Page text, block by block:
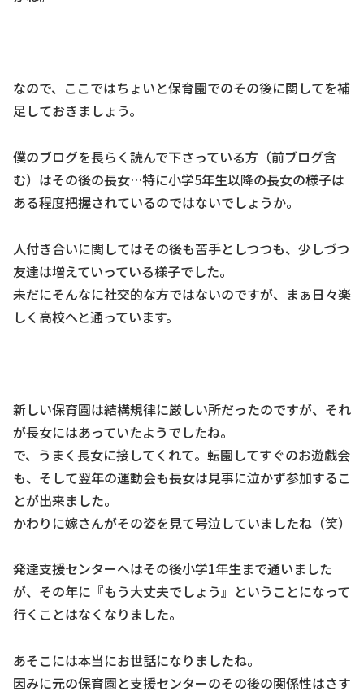
なので、ここではちょいと保育園でのその後に関してを補
足しておきましょう。
僕のブログを長らく読んで下さっている方（前ブログ含
む）はその後の長女…特に小学5年生以降の長女の様子は
ある程度把握されているのではないでしょうか。
人付き合いに関してはその後も苦手としつつも、少しづつ
友達は増えていっている様子でした。
未だにそんなに社交的な方ではないのですが、まぁ日々楽
しく高校へと通っています。
新しい保育園は結構規律に厳しい所だったのですが、それ
が長女にはあっていたようでしたね。
で、うまく長女に接してくれて。転園してすぐのお遊戯会
も、そして翌年の運動会も長女は見事に泣かず参加するこ
とが出来ました。
かわりに嫁さんがその姿を見て号泣していましたね（笑）
発達支援センターへはその後小学1年生まで通いました
が、その年に『もう大丈夫でしょう』ということになって
行くことはなくなりました。
あそこには本当にお世話になりましたね。
因みに元の保育園と支援センターのその後の関係性はさす